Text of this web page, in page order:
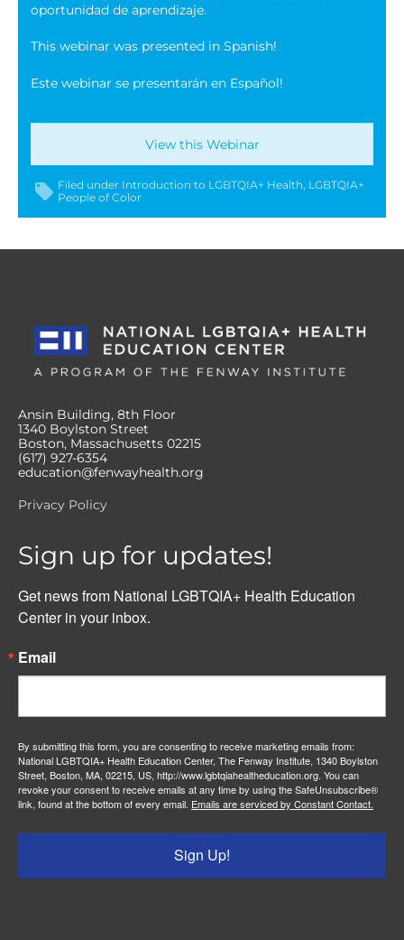
oportunidad de aprendizaje.
This webinar was presented in Spanish!
Este webinar se presentarán en Español!
View this Webinar
Filed under Introduction to LGBTQIA+ Health LGBTQIA+
People of Color
Ansin Building, 8th Floor
1340 Boylston Street
Boston, Massachusetts 02215
(617) 927-6354
education@fenwayhealth.org
Privacy Policy
Sign up for updates!
Get news from National LGBTQIA+ Health Education
Center in your inbox.
Email
By submitting this form, you are consenting to receive marketing emails from:
National LGBTQIA+ Health Education Center, The Fenway Institute, 1340 Boylston
Street, Boston, MA, 02215, US, http://www.lgbtqiahealtheducation.org. You can
revoke your consent to receive emails at any time by using the SafeUnsubscribe®
link, found at the bottom of every email. Emails are serviced by Constant Contact.
Sign Up!